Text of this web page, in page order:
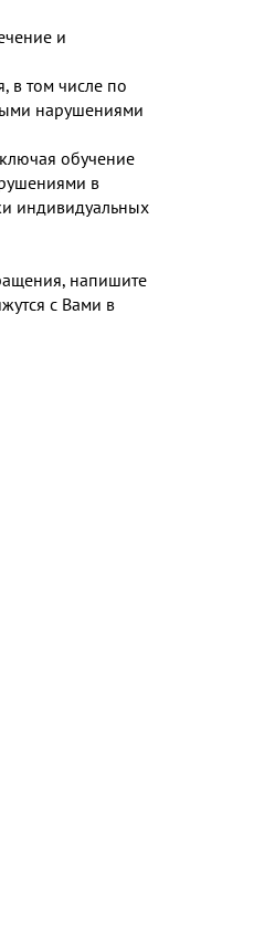
и
в том числе по
нарушениями
обучение
в
индивидуальных
, напишите
с Вами в